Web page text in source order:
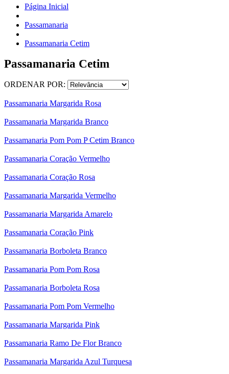
Página Inicial
Passamanaria
Passamanaria Cetim
Passamanaria Cetim
ORDENAR POR:
Passamanaria Margarida Rosa
Passamanaria Margarida Branco
Passamanaria Pom Pom P Cetim Branco
Passamanaria Coração Vermelho
Passamanaria Coração Rosa
Passamanaria Margarida Vermelho
Passamanaria Margarida Amarelo
Passamanaria Coração Pink
Passamanaria Borboleta Branco
Passamanaria Pom Pom Rosa
Passamanaria Borboleta Rosa
Passamanaria Pom Pom Vermelho
Passamanaria Margarida Pink
Passamanaria Ramo De Flor Branco
Passamanaria Margarida Azul Turquesa